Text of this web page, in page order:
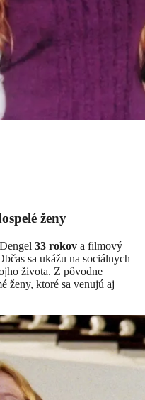
ženy
33 rokov a filmový
sa ukážu na sociálnych
života. Z pôvodne
ženy, ktoré sa venujú aj